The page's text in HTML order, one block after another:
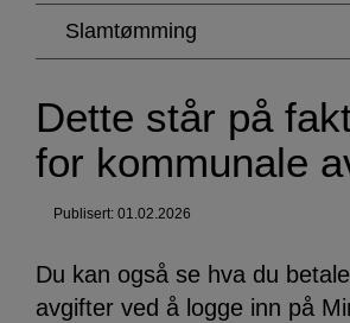
Slamtømming
Dette står på
for kommunale
Publisert: 01.02.2026
Du kan også se hva du
avgifter ved å logge inn på